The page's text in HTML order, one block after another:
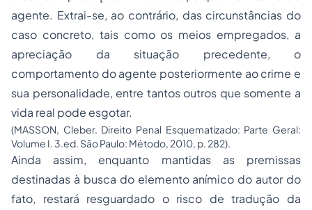
agente. Extrai-se, ao contrário, das circunstâncias do
caso concreto, tais como os meios empregados, a
apreciação da situação precedente, o
comportamento do agente posteriormente ao crime e
sua personalidade, entre tantos outros que somente a
vida real pode esgotar.
(MASSON, Cleber. Direito Penal Esquematizado: Parte Geral:
Volume I. 3.ed. São Paulo: Método, 2010, p. 282).
Ainda assim, enquanto mantidas as premissas
destinadas à busca do elemento anímico do autor do
fato, restará resguardado o risco de tradução da